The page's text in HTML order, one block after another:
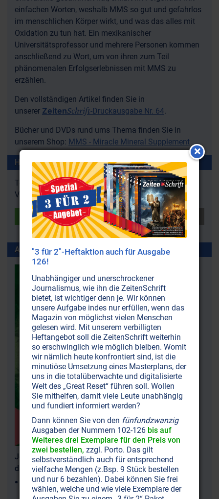
einfachen Worten, weshalb MMS so gut und gefahrlos
im menschlichen Körper wirkt, und was das alles mit
Oxidation zu tun hat. Ein mexikanischer
Universitätsprofessor und mehrere Personen kommen
anschließend zu Wort, um von ihren zum Teil
phänomenalen Erfolgserlebnissen mit MMS zu
erzählen.
Den vollständigen Artikel finden Sie in
unserer ZeitenSchrift-Druckausgabe Nr. 64.
Bücher und DVDs rund ums Thema finden Sie in
unserem Shop: MMS - Miracle Mineral Supplement
Hat Ihnen der Artikel gefallen?
Teilen Sie diesen Artikel mit Ihren Freunden und
Verwandten oder geben Sie unsFeedback.
Artikel erschienen in ZeitenSchrift Nr. 64
Jetzt diese Ausgabe bestellen und weitere Artikel zu
diesen Themen lesen:
Verschwörung der „Erleuchteten“: Wie sie die Welt
beherrschen wollen
"3 für 2"-Heftaktion auch für Ausgabe
126!
Unabhängiger und unerschrockener
Journalismus, wie ihn die ZeitenSchrift
bietet, ist wichtiger denn je. Wir können
unsere Aufgabe indes nur erfüllen, wenn das
Magazin von möglichst vielen Menschen
gelesen wird. Mit unserem verbilligten
Heftangebot soll die ZeitenSchrift weiterhin
so erschwinglich wie möglich bleiben. Womit
wir nämlich heute konfrontiert sind, ist die
minutiöse Umsetzung eines Masterplans, der
uns in die totalüberwachte und digitalisierte
Welt des „Great Reset“ führen soll. Wollen
Sie mithelfen, damit viele Leute unabhängig
und fundiert informiert werden?
Dann können Sie von den fünfundzwanzig
Ausgaben der Nummern 102-126 bis auf
Weiteres drei Exemplare für den Preis von
zwei bestellen, zzgl. Porto. Das gilt
selbstverständlich auch für entsprechend
vielfache Mengen (z.Bsp. 9 Stück bestellen
und nur 6 bezahlen). Dabei können Sie frei
wählen, welche und wie viele Exemplare der